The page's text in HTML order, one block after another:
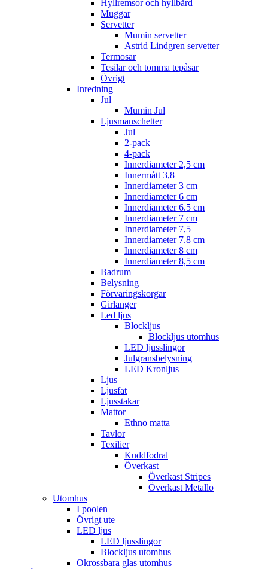
Hyllremsor och hyllbård
Muggar
Servetter
Mumin servetter
Astrid Lindgren servetter
Termosar
Tesilar och tomma tepåsar
Övrigt
Inredning
Jul
Mumin Jul
Ljusmanschetter
Jul
2-pack
4-pack
Innerdiameter 2,5 cm
Innermått 3,8
Innerdiameter 3 cm
Innerdiameter 6 cm
Innerdiameter 6.5 cm
Innerdiameter 7 cm
Innerdiameter 7,5
Innerdiameter 7.8 cm
Innerdiameter 8 cm
Innerdiameter 8,5 cm
Badrum
Belysning
Förvaringskorgar
Girlanger
Led ljus
Blockljus
Blockljus utomhus
LED ljusslingor
Julgransbelysning
LED Kronljus
Ljus
Ljusfat
Ljusstakar
Mattor
Ethno matta
Tavlor
Texilier
Kuddfodral
Överkast
Överkast Stripes
Överkast Metallo
Utomhus
I poolen
Övrigt ute
LED ljus
LED ljusslingor
Blockljus utomhus
Okrossbara glas utomhus